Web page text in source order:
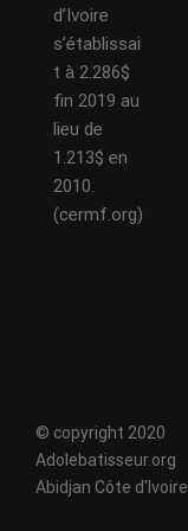
d’Ivoire
s’établissai
t à 2.286$
fin 2019 au
lieu de
1.213$ en
2010.
(cermf.org)
© copyright 2020
Adolebatisseur.org
Abidjan Côte d'Ivoire